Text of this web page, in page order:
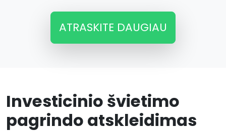
ATRASKITE DAUGIAU
Investicinio švietimo
pagrindo atskleidimas